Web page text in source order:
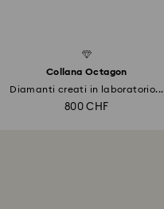
Collana Octagon
Diamanti creati in laboratorio...
800 CHF